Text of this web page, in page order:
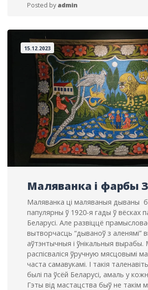
Posted by admin
15.12.2023
Маляванка і фарбы
Маляванка ці маляваныя дываны
папулярны ў 1920-я гады ў вёсках
Беларусі. Але развіццё
вытворчасць “дываноў з аленямі”
аўтэнтычныя і ўнікальныя вырабы.
распісваліся ўручную мясцовымі
часта самавукамі. І такія
былі па ўсёй Беларусі, амаль у
Гэты від мастацства быў не такім